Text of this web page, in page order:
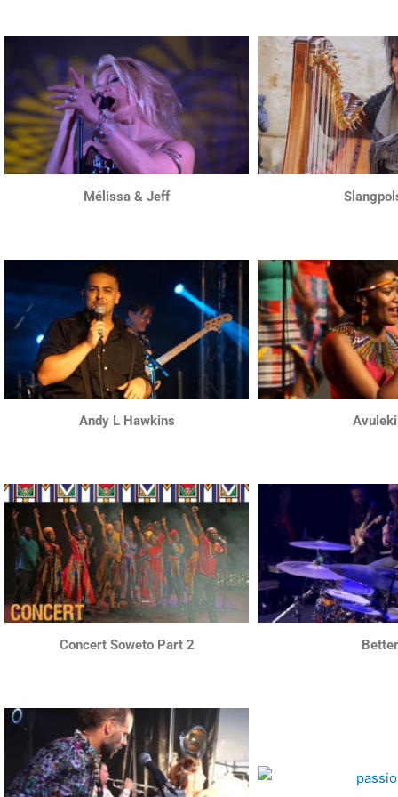
Mélissa & Jeff
Andy L Hawkins
Concert Soweto Part 2 Better